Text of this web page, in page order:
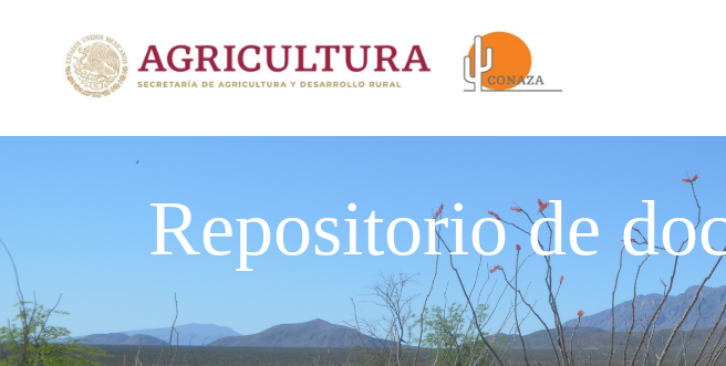
Repositorio de